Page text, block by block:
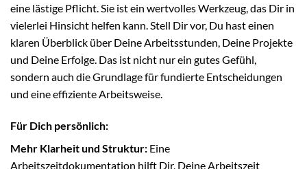
eine lästige Pflicht. Sie ist ein wertvolles Werkzeug, das Dir in
vielerlei Hinsicht helfen kann. Stell Dir vor, Du hast einen
klaren Überblick über Deine Arbeitsstunden, Deine Projekte
und Deine Erfolge. Das ist nicht nur ein gutes Gefühl,
sondern auch die Grundlage für fundierte Entscheidungen
und eine effiziente Arbeitsweise.
Für Dich persönlich:
Mehr Klarheit und Struktur: Eine
Arbeitszeitdokumentation hilft Dir, Deine Arbeitszeit